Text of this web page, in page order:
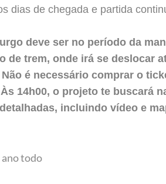
dias de chegada e partida
deve ser no período da
de trem, onde irá se deslocar
é necessário comprar o
14h00, o projeto te buscará
incluindo vídeo e
todo